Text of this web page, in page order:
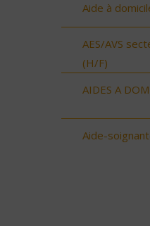
Aide à
AES/AVS
(H/F)
AIDES A
Aide-